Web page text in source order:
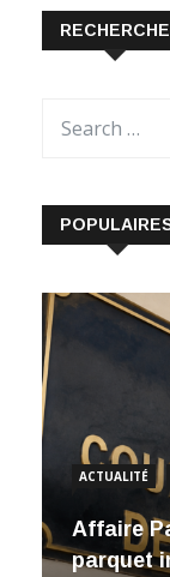
RECHERCHE
ACTUALITÉ
Affaire
parquet